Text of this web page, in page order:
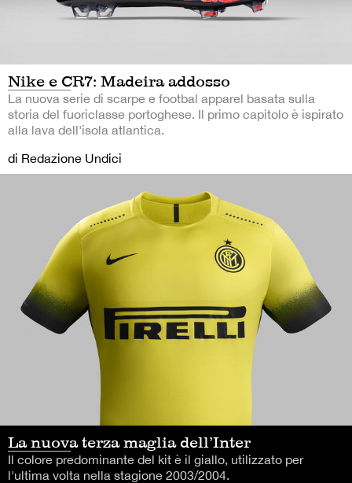
Nike e CR7: Madeira addosso
La nuova serie di scarpe e footbal apparel basata sulla
storia del fuoriclasse portoghese. Il primo capitolo è ispirato
alla lava dell'isola atlantica.
di Redazione Undici
La nuova terza maglia dell’Inter
Il colore predominante del kit è il giallo, utilizzato per
l'ultima volta nella stagione 2003/2004.